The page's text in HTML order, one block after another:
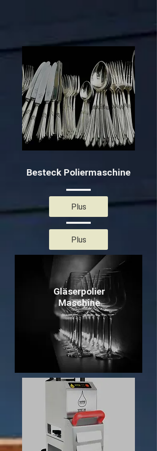
Besteck Poliermaschine
Plus
Plus
Gläserpolier
Maschine